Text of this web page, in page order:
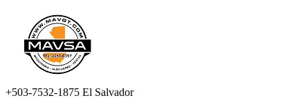
+503-7532-1875 El Salvador